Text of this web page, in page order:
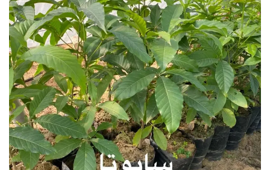
نباتات الزينة والزهور وأشجار الفاكهة